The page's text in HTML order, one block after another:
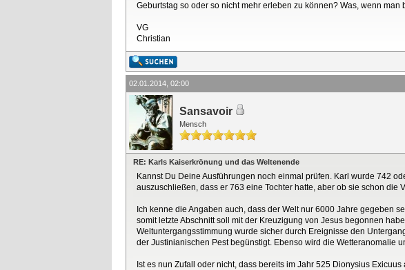
Geburtstag so oder so nicht mehr erleben zu können? Was, wenn
VG
Christian
02.01.2014, 02:00
Sansavoir
Mensch
RE: Karls Kaiserkrönung und das Weltenende
Kannst Du Deine Ausführungen noch einmal prüfen. Karl wurde 742
auszuschließen, dass er 763 eine Tochter hatte, aber ob sie schon
Ich kenne die Angaben auch, dass der Welt nur 6000 Jahre gegeben
somit letzte Abschnitt soll mit der Kreuzigung von Jesus begonnen
Weltuntergangsstimmung wurde sicher durch Ereignisse den
der Justinianischen Pest begünstigt. Ebenso wird die Wetteranomalie
Ist es nun Zufall oder nicht, dass bereits im Jahr 525 Dionysius